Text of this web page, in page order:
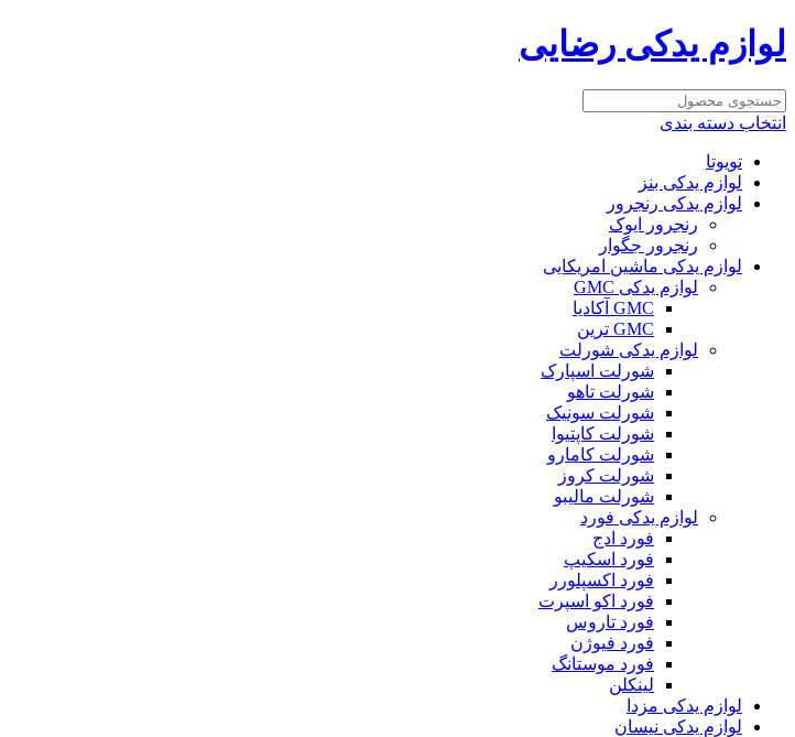
لوازم یدکی رضایی
انتخاب دسته بندی
تویوتا
لوازم یدکی بنز
لوازم یدکی رنجرور
رنجرور ایوک
رنجرور جگوار
لوازم یدکی ماشین امریکایی
لوازم یدکی GMC
GMC آکادیا
GMC ترین
لوازم یدکی شورلت
شورلت اسپارک
شورلت تاهو
شورلت سونیک
شورلت کاپتیوا
شورلت کامارو
شورلت کروز
شورلت مالیبو
لوازم یدکی فورد
فورد ادج
فورد اسکیپ
فورد اکسپلورر
فورد اکو اسپرت
فورد تاروس
فورد فیوژن
فورد موستانگ
لینکلن
لوازم یدکی مزدا
لوازم یدکی نیسان